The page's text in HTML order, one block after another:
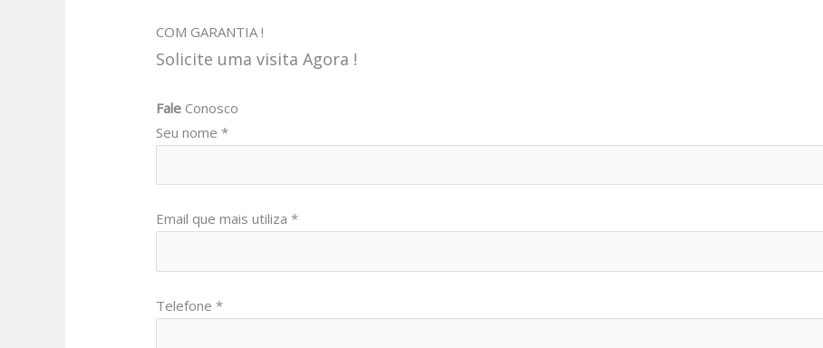
COM GARANTIA !
Solicite uma visita Agora !
Fale Conosco
Seu nome *
Email que mais utiliza *
Telefone *